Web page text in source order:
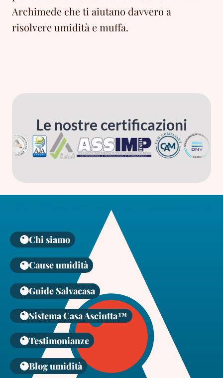
Archimede che ti aiutano davvero a
risolvere umidità e muffa.
Le nostre certificazioni
Chi siamo
Cause umidità
Guide Salvacasa
Sistema Casa Asciutta™
Testimonianze
Blog umidità